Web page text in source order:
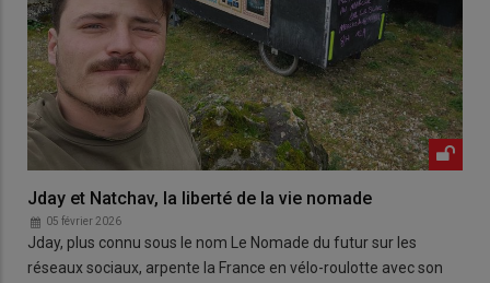
Jday et Natchav, la liberté de la vie nomade
05 février 2026
Jday, plus connu sous le nom Le Nomade du futur sur les
réseaux sociaux, arpente la France en vélo-roulotte avec son